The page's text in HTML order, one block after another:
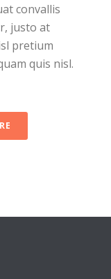
convallis
justo at
pretium
quis nisl.